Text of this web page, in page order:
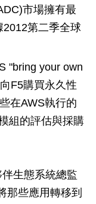
市場擁有最
2012第二季全球
"bring your own
F5購買永久性
在AWS執行的
組的評估與採購
生態系統總監
那些應用轉移到